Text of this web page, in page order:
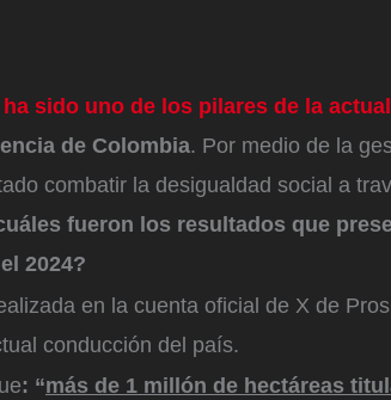
sido uno de los pilares de la
de Colombia. Por medio de la
combatir la desigualdad social a
fueron los resultados que
2024?
en la cuenta oficial de X de
conducción del país.
: “más de 1 millón de hectáreas